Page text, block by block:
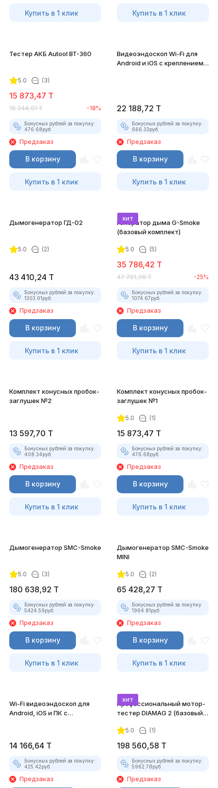
Купить в 1 клик Купить в 1 клик
Тестер АКБ Autool BT-360
5.0 (3)
15 873,47 T
19 344,01 T -18%
Бонусных рублей за покупку:
476.68руб.
Предзаказ
В корзину
Купить в 1 клик
Видеоэндоскоп Wi-Fi для
Android и iOS с креплением
22 188,72 T
Бонусных рублей за покупку:
666.33руб.
Предзаказ
В корзину
Купить в 1 клик
Дымогенератор ГД-02
5.0 (2)
43 410,24 T
Бонусных рублей за покупку:
1303.61руб.
Предзаказ
В корзину
Купить в 1 клик
хит
Генератор дыма G-Smoke
(базовый комплект)
5.0 (5)
35 786,42 T
47 791,08 T -25%
Бонусных рублей за покупку:
1074.67руб.
Предзаказ
В корзину
Купить в 1 клик
Комплект конусных пробок-
заглушек №2
13 597,70 T
Бонусных рублей за покупку:
408.34руб.
Предзаказ
В корзину
Купить в 1 клик
Комплект конусных пробок-
заглушек №1
5.0 (1)
15 873,47 T
Бонусных рублей за покупку:
476.68руб.
Предзаказ
В корзину
Купить в 1 клик
Дымогенератор SMC-Smoke
5.0 (3)
180 638,92 T
Бонусных рублей за покупку:
5424.59руб.
Предзаказ
В корзину
Купить в 1 клик
Дымогенератор SMC-Smoke
MINI
5.0 (2)
65 428,27 T
Бонусных рублей за покупку:
1964.81руб.
Предзаказ
В корзину
Купить в 1 клик
Wi-Fi видеоэндоскоп для
Android, iOS и ПК с
14 166,64 T
Бонусных рублей за покупку:
425.42руб.
Предзаказ
хит
Профессиональный мотор-
тестер DIAMAG 2 (базовый
5.0 (1)
198 560,58 T
Бонусных рублей за покупку:
5962.78руб.
Предзаказ